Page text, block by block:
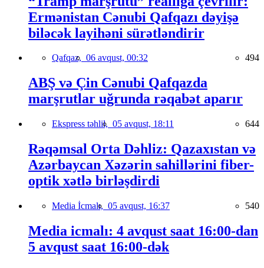
Ermənistan Cənubi Qafqazı dəyişə
biləcək layihəni sürətləndirir
Qafqaz, 06 avqust, 00:32 494
ABŞ və Çin Cənubi Qafqazda
marşrutlar uğrunda rəqabət aparır
Ekspress təhlil, 05 avqust, 18:11 644
Rəqəmsal Orta Dəhliz: Qazaxıstan və
Azərbaycan Xəzərin sahillərini fiber-
optik xətlə birləşdirdi
Media İcmalı, 05 avqust, 16:37 540
Media icmalı: 4 avqust saat 16:00-dan
5 avqust saat 16:00-dək